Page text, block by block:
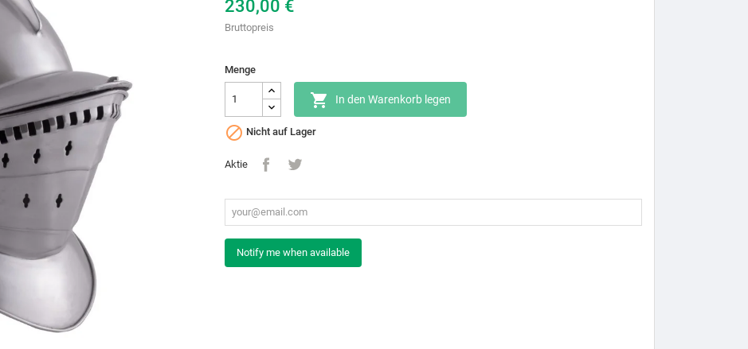
230,00 €
Bruttopreis
Menge
 In den Warenkorb legen
 Nicht auf Lager
Aktie
Notify me when available